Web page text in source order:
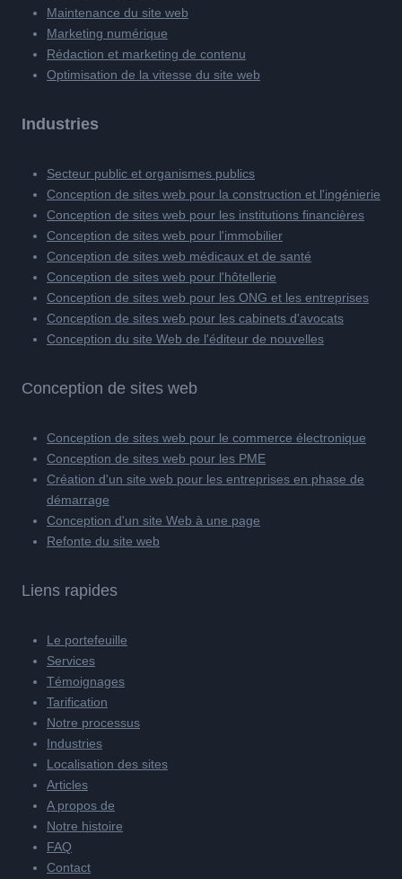
Maintenance du site web
Marketing numérique
Rédaction et marketing de contenu
Optimisation de la vitesse du site web
Industries
Secteur public et organismes publics
Conception de sites web pour la construction et l'ingénierie
Conception de sites web pour les institutions financières
Conception de sites web pour l'immobilier
Conception de sites web médicaux et de santé
Conception de sites web pour l'hôtellerie
Conception de sites web pour les ONG et les entreprises
Conception de sites web pour les cabinets d'avocats
Conception du site Web de l'éditeur de nouvelles
Conception de sites web
Conception de sites web pour le commerce électronique
Conception de sites web pour les PME
Création d'un site web pour les entreprises en phase de
démarrage
Conception d'un site Web à une page
Refonte du site web
Liens rapides
Le portefeuille
Services
Témoignages
Tarification
Notre processus
Industries
Localisation des sites
Articles
A propos de
Notre histoire
FAQ
Contact